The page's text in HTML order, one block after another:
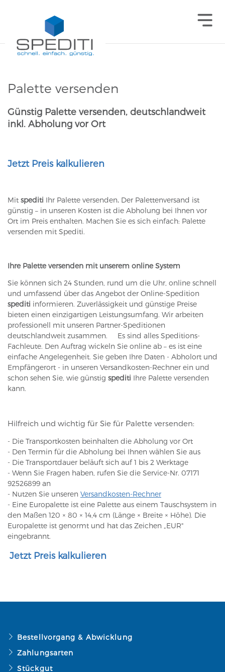
Palette versenden
Günstig Palette versenden, deutschlandweit
inkl. Abholung vor Ort
Jetzt Preis kalkulieren
Mit spediti Ihr Palette versenden. Der Palettenversand ist
günstig – in unseren Kosten ist die Abholung bei Ihnen vor
Ort im Preis enthalten. Machen Sie es sich einfach: Palette
versenden mit Spediti.
Ihre Palette versenden mit unserem online System
Sie können sich 24 Stunden, rund um die Uhr, online schnell
und umfassend über das Angebot der Online-Spedition
spediti informieren. Zuverlässigkeit und günstige Preise
bieten einen einzigartigen Leistungsumfang. Wir arbeiten
professionell mit unseren Partner-Speditionen
deutschlandweit zusammen. Es sind alles Speditions-
Fachleute. Den Auftrag wickeln Sie online ab – es ist eine
einfache Angelegenheit. Sie geben Ihre Daten - Abholort und
Empfängerort - in unseren Versandkosten-Rechner ein und
schon sehen Sie, wie günstig spediti Ihre Palette versenden
kann.
Hilfreich und wichtig für Sie für Palette versenden:
- Die Transportkosten beinhalten die Abholung vor Ort
- Den Termin für die Abholung bei Ihnen wählen Sie aus
- Die Transportdauer beläuft sich auf 1 bis 2 Werktage
- Wenn Sie Fragen haben, rufen Sie die Service-Nr. 07171
92526899 an
- Nutzen Sie unseren Versandkosten-Rechner
- Eine Europalette ist eine Palette aus einem Tauschsystem in
den Maßen 120 × 80 × 14,4 cm (Länge × Breite × Höhe). Die
Europalette ist genormt und hat das Zeichen „EUR"
eingebrannt.
Jetzt Preis kalkulieren
Bestellvorgang & Abwicklung
Zahlungsarten
Stückgut